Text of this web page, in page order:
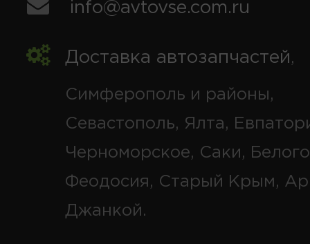
info@avtovse.com.ru
Доставка автозапчастей,
Симферополь и районы,
Севастополь, Ялта,
Черноморское, Саки,
Феодосия, Старый Крым,
Джанкой.